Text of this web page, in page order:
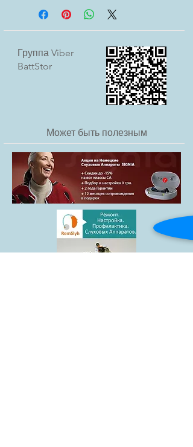
Размер: универсальный
Подойдут: для любых заушных
слуховых аппаратов
Группа Viber
BattStor
Может быть полезным